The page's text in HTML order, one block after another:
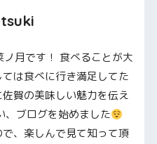
月です！ 食べることが大
は食べに行き満足してた
賀の美味しい魅力を伝え
、ブログを始めました
、楽しんで見て知って頂